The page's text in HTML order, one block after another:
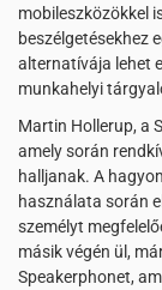
mobileszközökkel
beszélgetésekhez
alternatívája lehet
munkahelyi
Martin Hollerup, a
amely során
halljanak. A
használata során
személyt
másik végén ül,
Speakerphonet,